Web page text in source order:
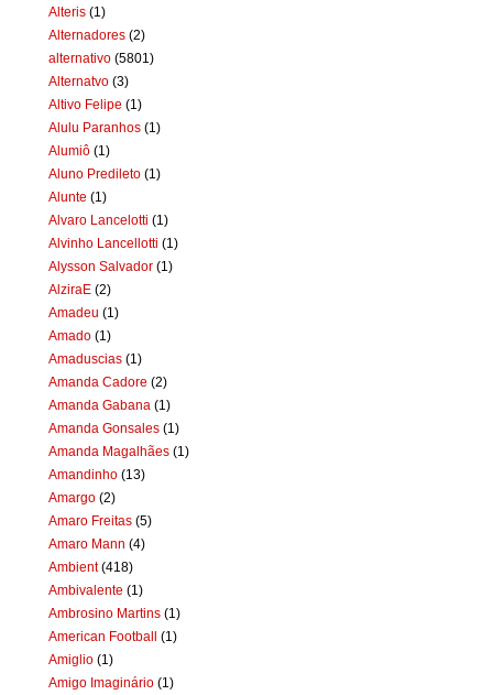
Alteris (1)
Alternadores (2)
alternativo (5801)
Alternatvo (3)
Altivo Felipe (1)
Alulu Paranhos (1)
Alumiô (1)
Aluno Predileto (1)
Alunte (1)
Alvaro Lancelotti (1)
Alvinho Lancellotti (1)
Alysson Salvador (1)
AlziraE (2)
Amadeu (1)
Amado (1)
Amaduscias (1)
Amanda Cadore (2)
Amanda Gabana (1)
Amanda Gonsales (1)
Amanda Magalhães (1)
Amandinho (13)
Amargo (2)
Amaro Freitas (5)
Amaro Mann (4)
Ambient (418)
Ambivalente (1)
Ambrosino Martins (1)
American Football (1)
Amiglio (1)
Amigo Imaginário (1)